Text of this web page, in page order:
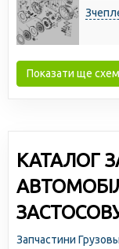
Показати ще
КАТАЛОГ
Запчастини